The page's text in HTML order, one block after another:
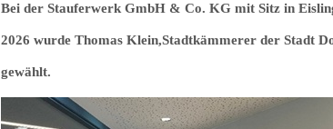
Bei der Stauferwerk GmbH & Co. KG mit Sitz in
2026 wurde Thomas Klein,Stadtkämmerer der Stadt
gewählt.